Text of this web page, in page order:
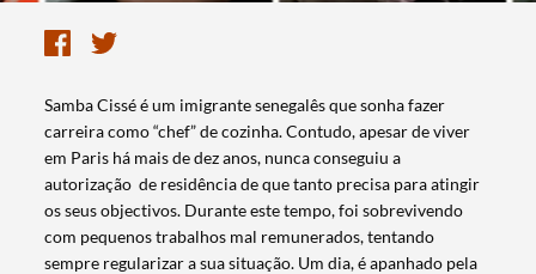
Samba Cissé é um imigrante senegalês que sonha fazer
carreira como “chef” de cozinha. Contudo, apesar de viver
em Paris há mais de dez anos, nunca conseguiu a
autorização de residência de que tanto precisa para atingir
os seus objectivos. Durante este tempo, foi sobrevivendo
com pequenos trabalhos mal remunerados, tentando
sempre regularizar a sua situação. Um dia, é apanhado pela